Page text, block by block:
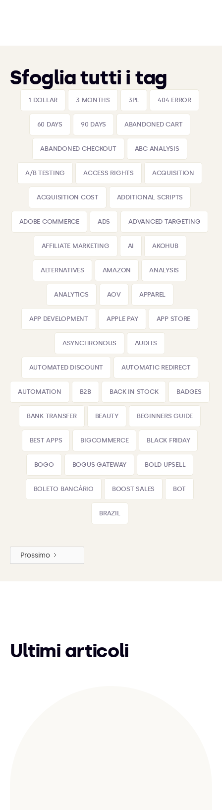
Sfoglia tutti i tag
1 DOLLAR 3 MONTHS 3PL 404 ERROR
60 DAYS 90 DAYS ABANDONED CART
ABANDONED CHECKOUT ABC ANALYSIS
A/B TESTING ACCESS RIGHTS ACQUISITION
ACQUISITION COST ADDITIONAL SCRIPTS
ADOBE COMMERCE ADS ADVANCED TARGETING
AFFILIATE MARKETING AI AKOHUB
ALTERNATIVES AMAZON ANALYSIS
ANALYTICS AOV APPAREL
APP DEVELOPMENT APPLE PAY APP STORE
ASYNCHRONOUS AUDITS
AUTOMATED DISCOUNT AUTOMATIC REDIRECT
AUTOMATION B2B BACK IN STOCK BADGES
BANK TRANSFER BEAUTY BEGINNERS GUIDE
BEST APPS BIGCOMMERCE BLACK FRIDAY
BOGO BOGUS GATEWAY BOLD UPSELL
BOLETO BANCÁRIO BOOST SALES BOT
BRAZIL
Prossimo
Ultimi articoli